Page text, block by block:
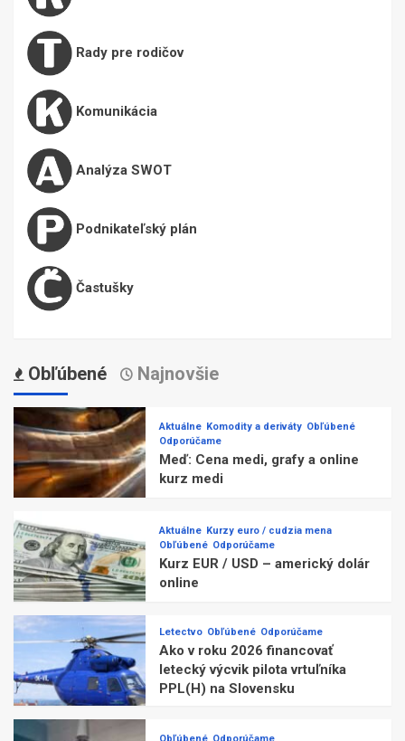
Rady pre rodičov
Komunikácia
Analýza SWOT
Podnikateľský plán
Častušky
Obľúbené Najnovšie
Aktuálne Komodity a deriváty Obľúbené
Odporúčame
Meď: Cena medi, grafy a online
kurz medi
Aktuálne Kurzy euro / cudzia mena
Obľúbené Odporúčame
Kurz EUR / USD – americký dolár
online
Letectvo Obľúbené Odporúčame
Ako v roku 2026 financovať
letecký výcvik pilota vrtuľníka
PPL(H) na Slovensku
Obľúbené Odporúčame